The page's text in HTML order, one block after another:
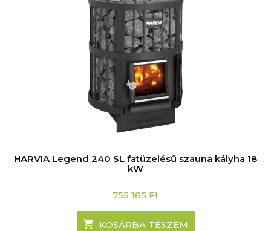
HARVIA Legend 240 SL fatüzelésű szauna kályha 18
kW
755 185 Ft
KOSÁRBA TESZEM